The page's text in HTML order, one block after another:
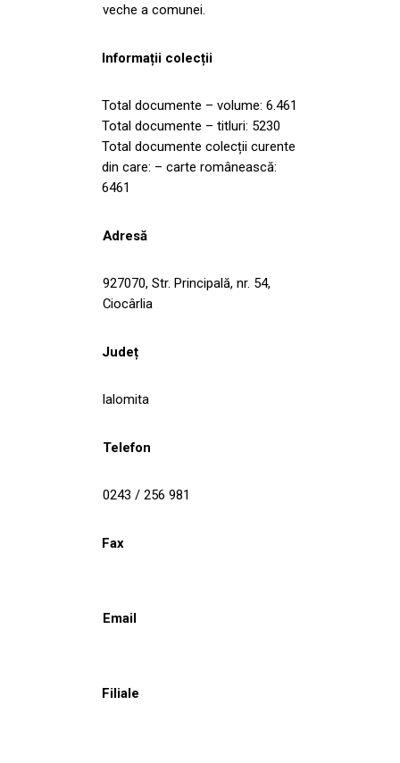
veche a comunei.
Informații colecții
Total documente – volume: 6.461
Total documente – titluri: 5230
Total documente colecții curente
din care: – carte românească:
6461
Adresă
927070, Str. Principală, nr. 54,
Ciocârlia
Județ
Ialomita
Telefon
0243 / 256 981
Fax
Email
Filiale